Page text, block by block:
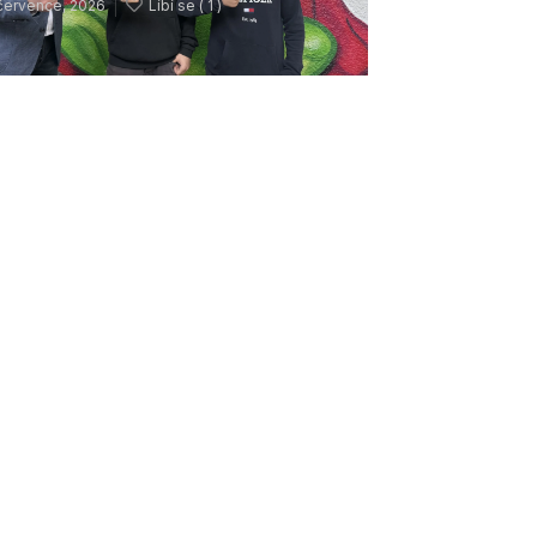
2026 Líbí se ( 1 )